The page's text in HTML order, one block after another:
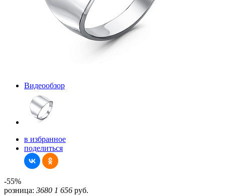
Видеообзор
в избранное
поделиться
-55%
розница: 3680 1 656 руб.